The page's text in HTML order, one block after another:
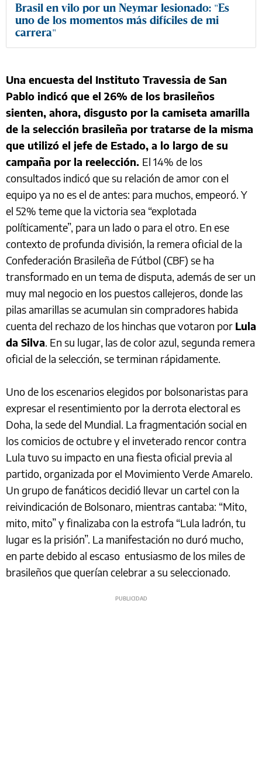
Brasil en vilo por un Neymar lesionado: "Es
uno de los momentos más difíciles de mi
carrera"
Una encuesta del Instituto Travessia de San
Pablo indicó que el 26% de los brasileños
sienten, ahora, disgusto por la camiseta amarilla
de la selección brasileña por tratarse de la misma
que utilizó el jefe de Estado, a lo largo de su
campaña por la reelección. El 14% de los
consultados indicó que su relación de amor con el
equipo ya no es el de antes: para muchos, empeoró. Y
el 52% teme que la victoria sea “explotada
políticamente”, para un lado o para el otro. En ese
contexto de profunda división, la remera oficial de la
Confederación Brasileña de Fútbol (CBF) se ha
transformado en un tema de disputa, además de ser un
muy mal negocio en los puestos callejeros, donde las
pilas amarillas se acumulan sin compradores habida
cuenta del rechazo de los hinchas que votaron por Lula
da Silva. En su lugar, las de color azul, segunda remera
oficial de la selección, se terminan rápidamente.
Uno de los escenarios elegidos por bolsonaristas para
expresar el resentimiento por la derrota electoral es
Doha, la sede del Mundial. La fragmentación social en
los comicios de octubre y el inveterado rencor contra
Lula tuvo su impacto en una fiesta oficial previa al
partido, organizada por el Movimiento Verde Amarelo.
Un grupo de fanáticos decidió llevar un cartel con la
reivindicación de Bolsonaro, mientras cantaba: “Mito,
mito, mito” y finalizaba con la estrofa “Lula ladrón, tu
lugar es la prisión”. La manifestación no duró mucho,
en parte debido al escaso entusiasmo de los miles de
brasileños que querían celebrar a su seleccionado.